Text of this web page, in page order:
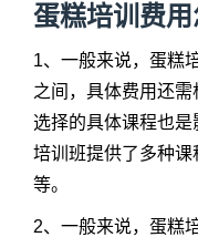
蛋糕培训费
1、一般来说，蛋糕
之间，具体费用还
选择的具体课程也
培训班提供了多种
等。
2、一般来说，蛋糕